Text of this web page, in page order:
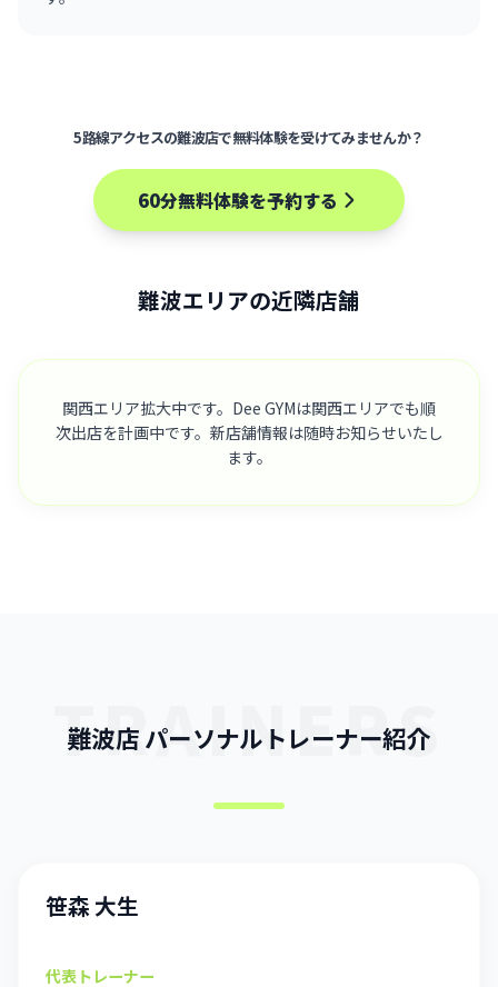
5路線アクセスの難波店で無料体験を受けてみませんか？
60分無料体験を予約する
難波エリアの近隣店舗
関西エリア拡大中です。Dee GYMは関西エリアでも順
次出店を計画中です。新店舗情報は随時お知らせいたし
ます。
TRAINERS
難波店 パーソナルトレーナー紹介
笹森 大生
代表トレーナー